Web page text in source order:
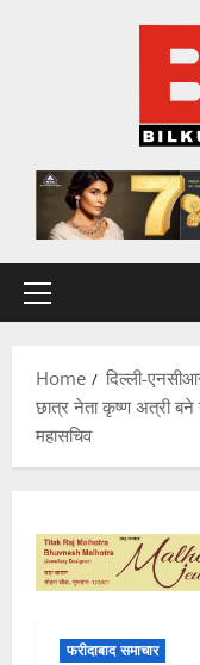
Primary
Home दिल्ली-
छात्र नेता कृष्ण अत्री बने
महासचिव
फरीदाबाद समाचार